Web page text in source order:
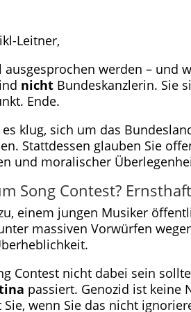
Leitner,
ausgesprochen werden – und
nicht Bundeskanzlerin. Sie
Ende.
klug, sich um das
Stattdessen glauben Sie
und moralischer
Song Contest?
einem jungen Musiker
massiven Vorwürfen
Contest nicht dabei sein
passiert. Genozid ist keine
wenn Sie das nicht